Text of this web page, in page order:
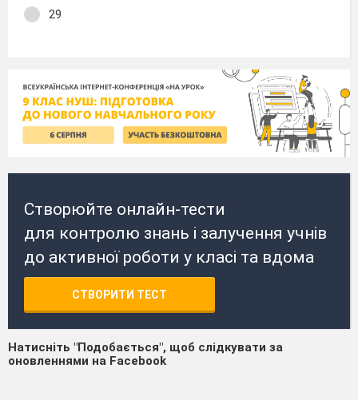
29
Створюйте онлайн-тести
для контролю знань і залучення учнів
до активної роботи у класі та вдома
СТВОРИТИ ТЕСТ
Натисніть "Подобається", щоб слідкувати за
оновленнями на Facebook